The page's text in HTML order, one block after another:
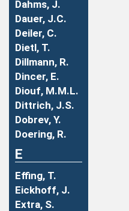
Dahms, J.
Dauer, J.C.
Deiler, C.
Dietl, T.
Dillmann, R.
Dincer, E.
Diouf, M.M.L.
Dittrich, J.S.
Dobrev, Y.
Doering, R.
E
Effing, T.
Eickhoff, J.
Extra, S.